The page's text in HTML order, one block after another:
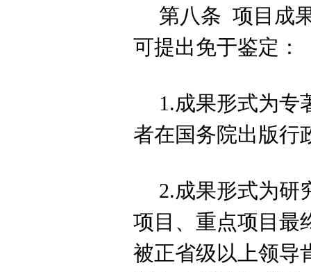
第八条 项目成
可提出免于鉴定：
1.成果形式为专
者在国务院出版行
2.成果形式为研
项目、重点项目 最
被正省级以上领导